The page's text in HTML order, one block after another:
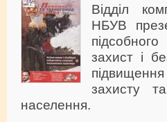
Відділ
НБУВ
захист і
захисту
населення.